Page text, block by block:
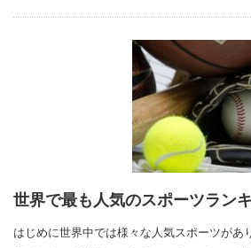
世界で最も人気のスポーツラン
はじめに世界中では様々な人気スポーツがあ